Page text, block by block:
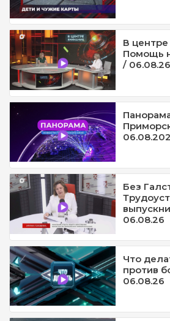
В
Помощь
/ 06.08.26
Без
06.08.26
Что
против
06.08.26